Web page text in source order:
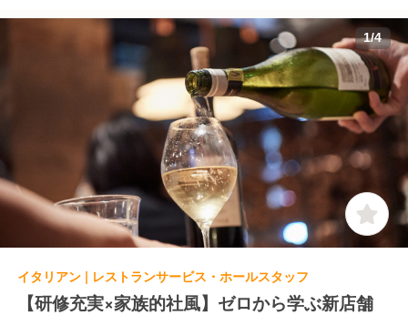
1/4
イタリアン | レストランサービス・ホールスタッフ
【研修充実×家族的社風】ゼロから学ぶ新店舗